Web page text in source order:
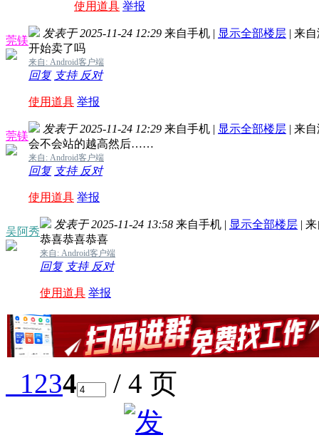
使用道具 举报
莞镁
发表于 2025-11-24 12:29 来自手机 | 显示全部楼层 | 来
开始卖了吗
来自: Android客户端
回复 支持 反对
使用道具 举报
莞镁
发表于 2025-11-24 12:29 来自手机 | 显示全部楼层 | 来
会不会站的越高然后……
来自: Android客户端
回复 支持 反对
使用道具 举报
吴阿秀
发表于 2025-11-24 13:58 来自手机 | 显示全部楼层 | 来
恭喜恭喜恭喜
来自: Android客户端
回复 支持 反对
使用道具 举报
1234 / 4 页